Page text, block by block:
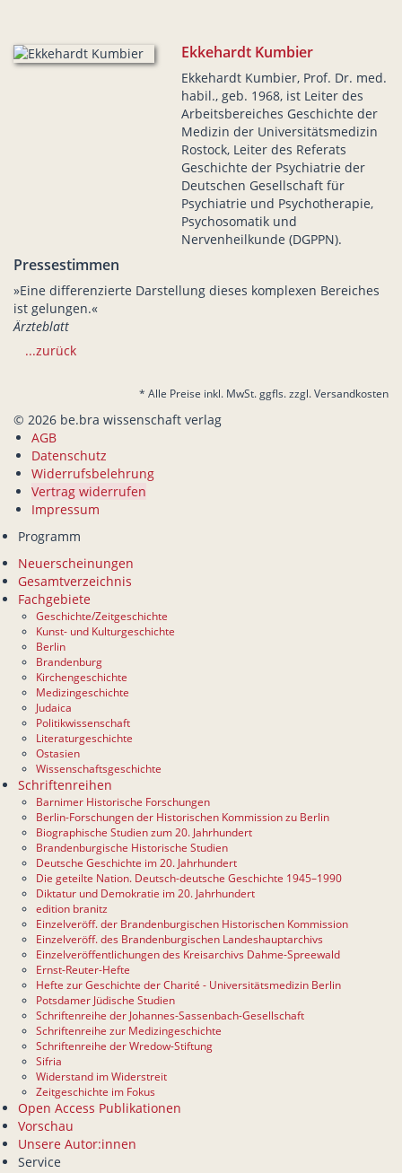
Ekkehardt Kumbier
Ekkehardt Kumbier, Prof. Dr. med.
habil., geb. 1968, ist Leiter des
Arbeitsbereiches Geschichte der
Medizin der Universitätsmedizin
Rostock, Leiter des Referats
Geschichte der Psychiatrie der
Deutschen Gesellschaft für
Psychiatrie und Psychotherapie,
Psychosomatik und
Nervenheilkunde (DGPPN).
Pressestimmen
»Eine differenzierte Darstellung dieses komplexen Bereiches
ist gelungen.«
Ärzteblatt
...zurück
* Alle Preise inkl. MwSt. ggfls. zzgl. Versandkosten
© 2026 be.bra wissenschaft verlag
AGB
Datenschutz
Widerrufsbelehrung
Vertrag widerrufen
Impressum
Programm
Neuerscheinungen
Gesamtverzeichnis
Fachgebiete
Geschichte/Zeitgeschichte
Kunst- und Kulturgeschichte
Berlin
Brandenburg
Kirchengeschichte
Medizingeschichte
Judaica
Politikwissenschaft
Literaturgeschichte
Ostasien
Wissenschaftsgeschichte
Schriftenreihen
Barnimer Historische Forschungen
Berlin-Forschungen der Historischen Kommission zu Berlin
Biographische Studien zum 20. Jahrhundert
Brandenburgische Historische Studien
Deutsche Geschichte im 20. Jahrhundert
Die geteilte Nation. Deutsch-deutsche Geschichte 1945–1990
Diktatur und Demokratie im 20. Jahrhundert
edition branitz
Einzelveröff. der Brandenburgischen Historischen Kommission
Einzelveröff. des Brandenburgischen Landeshauptarchivs
Einzelveröffentlichungen des Kreisarchivs Dahme-Spreewald
Ernst-Reuter-Hefte
Hefte zur Geschichte der Charité - Universitätsmedizin Berlin
Potsdamer Jüdische Studien
Schriftenreihe der Johannes-Sassenbach-Gesellschaft
Schriftenreihe zur Medizingeschichte
Schriftenreihe der Wredow-Stiftung
Sifria
Widerstand im Widerstreit
Zeitgeschichte im Fokus
Open Access Publikationen
Vorschau
Unsere Autor:innen
Service